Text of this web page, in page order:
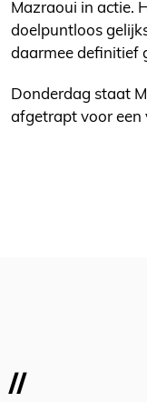
Mazraoui in actie.
doelpuntloos
daarmee definitief
Donderdag staat
afgetrapt voor een